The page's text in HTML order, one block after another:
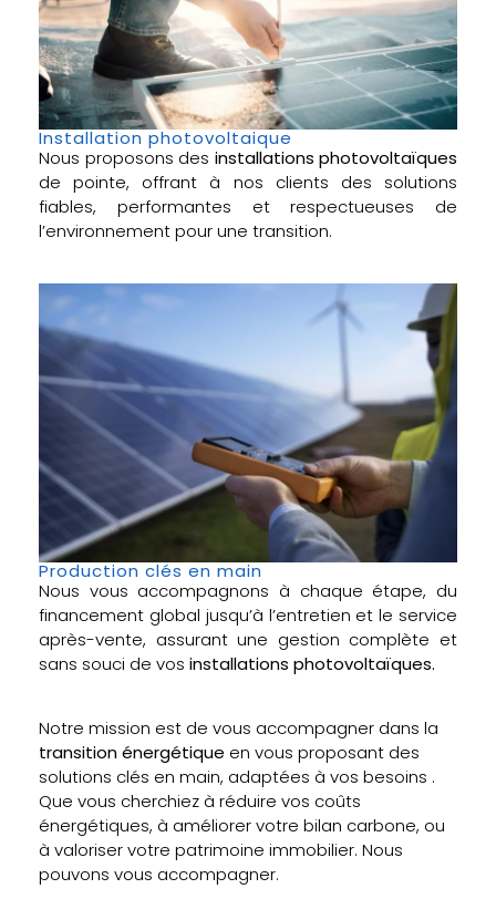
Installation photovoltaique
Nous proposons des installations photovoltaïques
de pointe, offrant à nos clients des solutions
fiables, performantes et respectueuses de
l’environnement pour une transition.
Production clés en main
Nous vous accompagnons à chaque étape, du
financement global jusqu’à l’entretien et le service
après-vente, assurant une gestion complète et
sans souci de vos installations photovoltaïques.
Notre mission est de vous accompagner dans la
transition énergétique en vous proposant des
solutions clés en main, adaptées à vos besoins .
Que vous cherchiez à réduire vos coûts
énergétiques, à améliorer votre bilan carbone, ou
à valoriser votre patrimoine immobilier. Nous
pouvons vous accompagner.